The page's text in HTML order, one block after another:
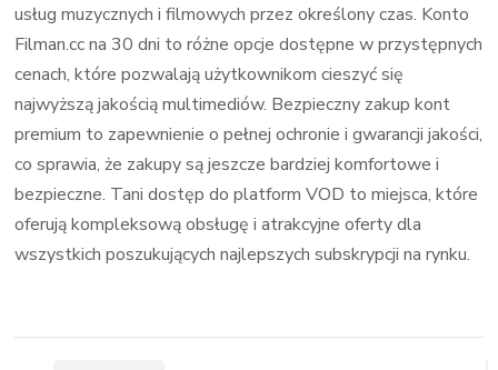
usług muzycznych i filmowych przez określony czas. Konto
Filman.cc na 30 dni to różne opcje dostępne w przystępnych
cenach, które pozwalają użytkownikom cieszyć się
najwyższą jakością multimediów. Bezpieczny zakup kont
premium to zapewnienie o pełnej ochronie i gwarancji jakości,
co sprawia, że zakupy są jeszcze bardziej komfortowe i
bezpieczne. Tani dostęp do platform VOD to miejsca, które
oferują kompleksową obsługę i atrakcyjne oferty dla
wszystkich poszukujących najlepszych subskrypcji na rynku.